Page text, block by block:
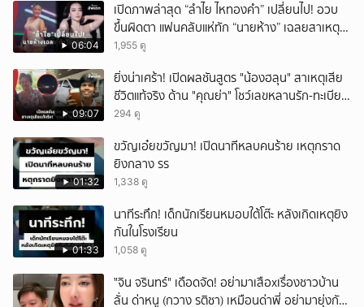
06:04
เปิดภาพล่าสุด “ลำไย ไหทองคำ” เปลี่ยนไป! อวบ
ขึ้นผิดตา แฟนคลับแห่ทัก “นายห้าง” เฉลยสาเหตุ
ชัด!
1,955 ดู
09:07
ยิ่งน่าเศร้า! เปิดผลชันสูตร "น้องฮลุน" สาเหตุเสีย
ชีวิตแท้จริง ด้าน "คุณย่า" โชว์เลขหลานรัก-ทะเบียน
รถเคลื่อนร่าง!
294 ดู
01:32
ขวัญเอ๋ยขวัญมา! เปิดนาทีหลบคนร้าย เหตุกราด
ยิงกลาง รร
1,338 ดู
01:33
นาทีระทึก! เด็กนักเรียนหมอบใต้โต๊ะ หลังเกิดเหตุยิง
กันในโรงเรียน
1,058 ดู
ั่"จิน จรินทร์" เดือดจัด! อย่ามาเสือxเรื่องชาวบ้าน
ลั่น ด่าหนู (กวาง รติชา) เหมือนด่าพี่ อย่ามายุ่งกับ